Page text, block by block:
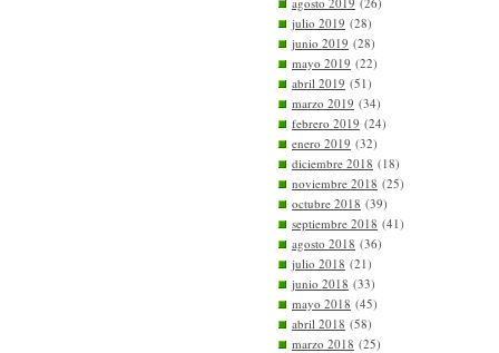
julio 2019 (28)
junio 2019 (28)
mayo 2019 (22)
abril 2019 (51)
marzo 2019 (34)
febrero 2019 (24)
enero 2019 (32)
diciembre 2018 (18)
noviembre 2018 (25)
octubre 2018 (39)
septiembre 2018 (41)
agosto 2018 (36)
julio 2018 (21)
junio 2018 (33)
mayo 2018 (45)
abril 2018 (58)
marzo 2018 (25)